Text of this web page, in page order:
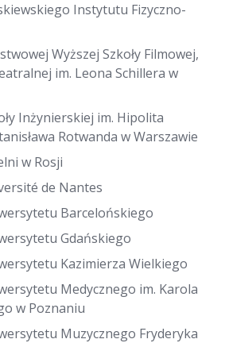
Instytutu Fizyczno-
Wyższej Szkoły Filmowej,
im. Leona Schillera w
Inżynierskiej im. Hipolita
Rotwanda w Warszawie
w Rosji
de Nantes
Barcelońskiego
Gdańskiego
Kazimierza Wielkiego
Medycznego im. Karola
w Poznaniu
Muzycznego Fryderyka